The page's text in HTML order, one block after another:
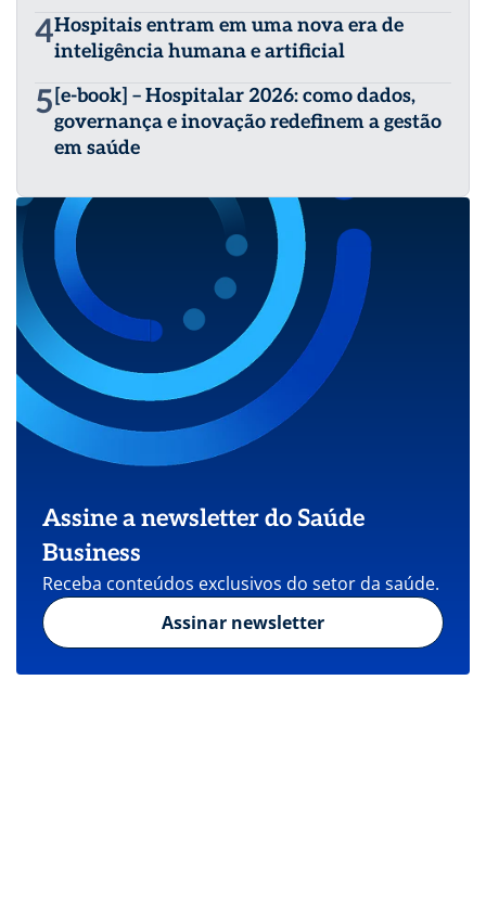
4Hospitais entram em uma nova era de
inteligência humana e artificial
5 [e-book] – Hospitalar 2026: como dados,
governança e inovação redefinem a gestão
em saúde
Assine a newsletter do Saúde
Business
Receba conteúdos exclusivos do setor da saúde.
Assinar newsletter